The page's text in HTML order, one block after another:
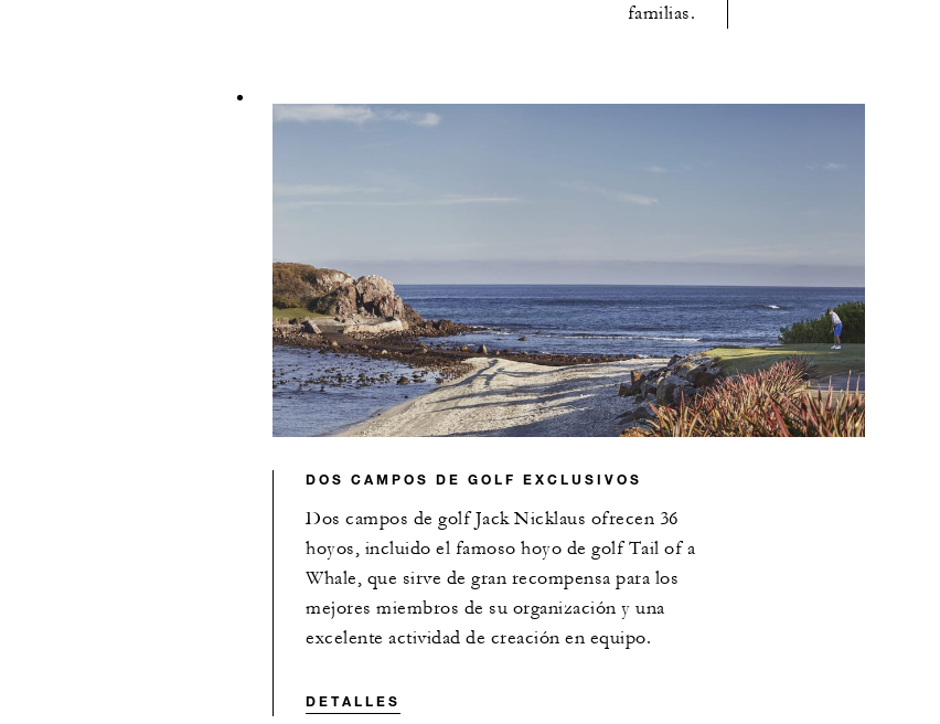
familias.
DOS CAMPOS DE GOLF EXCLUSIVOS
Dos campos de golf Jack Nicklaus ofrecen 36
hoyos, incluido el famoso hoyo de golf Tail of a
Whale, que sirve de gran recompensa para los
mejores miembros de su organización y una
excelente actividad de creación en equipo.
DETALLES